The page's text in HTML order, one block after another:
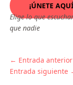
¡ÚNETE
Elige lo que
que nadie
← Entrada anterior
Entrada siguiente